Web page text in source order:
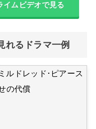
イムビデオで見る
れるドラマ一例